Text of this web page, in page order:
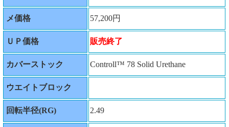
メ価格 57,200円
ＵＰ価格 販売終了
カバーストック Controll™ 78 Solid Urethane
ウエイトブロック
回転半径(RG) 2.49